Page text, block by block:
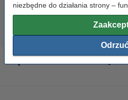
niezbędne do działania strony –